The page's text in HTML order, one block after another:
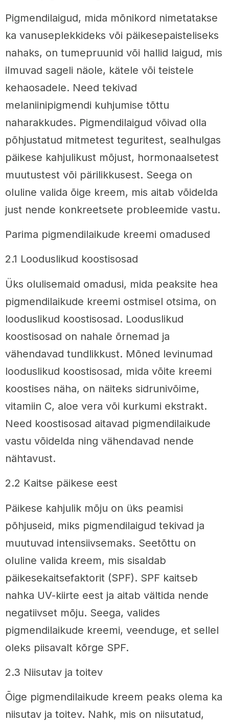
Pigmendilaigud, mida mõnikord nimetatakse
ka vanuseplekkideks või päikesepaisteliseks
nahaks, on tumepruunid või hallid laigud, mis
ilmuvad sageli näole, kätele või teistele
kehaosadele. Need tekivad
melaniinipigmendi kuhjumise tõttu
naharakkudes. Pigmendilaigud võivad olla
põhjustatud mitmetest teguritest, sealhulgas
päikese kahjulikust mõjust, hormonaalsetest
muutustest või pärilikkusest. Seega on
oluline valida õige kreem, mis aitab võidelda
just nende konkreetsete probleemide vastu.
Parima pigmendilaikude kreemi omadused
2.1 Looduslikud koostisosad
Üks olulisemaid omadusi, mida peaksite hea
pigmendilaikude kreemi ostmisel otsima, on
looduslikud koostisosad. Looduslikud
koostisosad on nahale õrnemad ja
vähendavad tundlikkust. Mõned levinumad
looduslikud koostisosad, mida võite kreemi
koostises näha, on näiteks sidrunivõime,
vitamiin C, aloe vera või kurkumi ekstrakt.
Need koostisosad aitavad pigmendilaikude
vastu võidelda ning vähendavad nende
nähtavust.
2.2 Kaitse päikese eest
Päikese kahjulik mõju on üks peamisi
põhjuseid, miks pigmendilaigud tekivad ja
muutuvad intensiivsemaks. Seetõttu on
oluline valida kreem, mis sisaldab
päikesekaitsefaktorit (SPF). SPF kaitseb
nahka UV-kiirte eest ja aitab vältida nende
negatiivset mõju. Seega, valides
pigmendilaikude kreemi, veenduge, et sellel
oleks piisavalt kõrge SPF.
2.3 Niisutav ja toitev
Õige pigmendilaikude kreem peaks olema ka
niisutav ja toitev. Nahk, mis on niisutatud,